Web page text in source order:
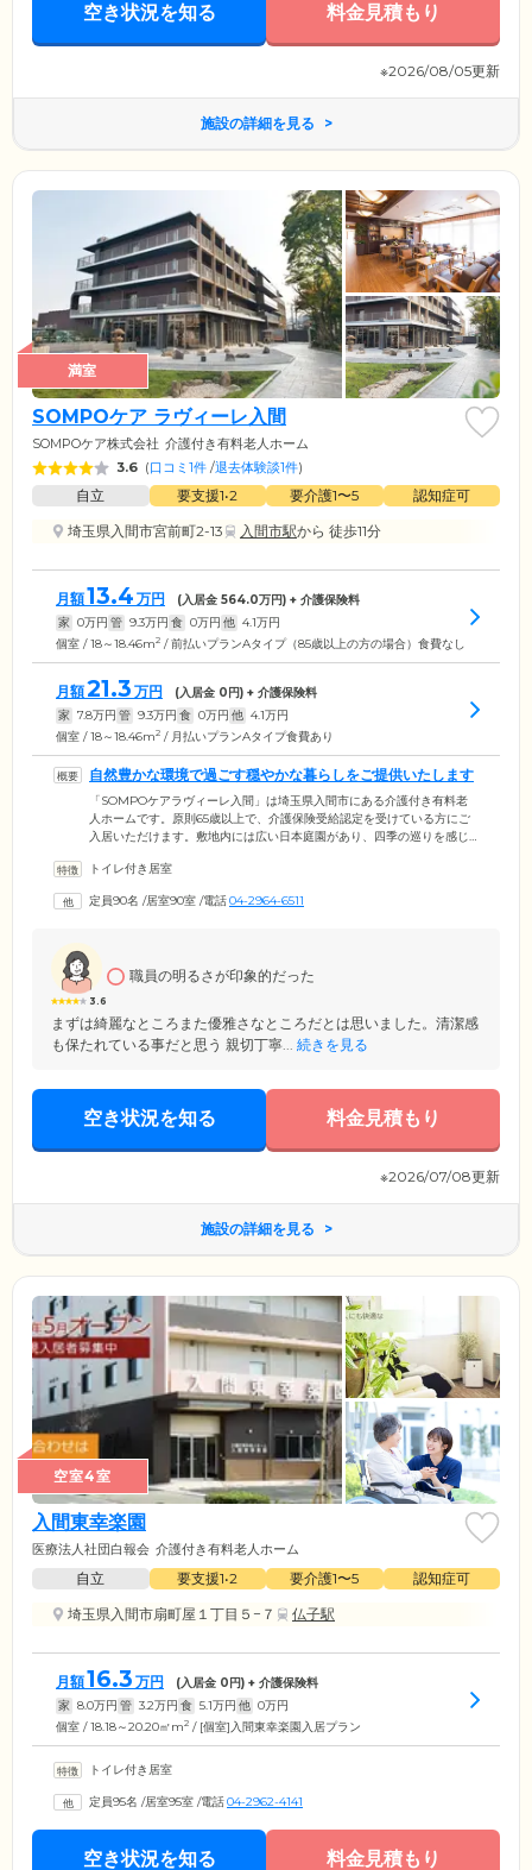
空き状況を知る 料金見積もり
※2026/08/05更新
施設の詳細を見る
満室
SOMPOケア ラヴィーレ入間
SOMPOケア株式会社 介護付き有料老人ホーム
3.6 (口コミ1件 /退去体験談1件)
自立 要支援1•2 要介護1〜5
認知症可
埼玉県入間市宮前町2-13
入間市駅から 徒歩11分
月額13.4 万円 (入居金 564.0万円) + 介護保険料
家 0万円 管 9.3万円 食 0万円 他 4.1万円
個室 / 18～18.46m2 / 前払いプランAタイプ（85歳以上の方の場合）食費なし
月額21.3 万円 (入居金 0円) + 介護保険料
家 7.8万円 管 9.3万円 食 0万円 他 4.1万円
個室 / 18～18.46m2 / 月払いプランAタイプ食費あり
自然豊かな環境で過ごす穏やかな暮らしをご提供いたします
「SOMPOケアラヴィーレ入間」は埼玉県入間市にある介護付き有料老
人ホームです。原則65歳以上で、介護保険受給認定を受けている方にご
入居いただけます。敷地内には広い日本庭園があり、四季の巡りを感じ
居者様と一緒に栽培。ご自分たちで育てた野菜を収穫して食べられる喜
沈む素晴らしい景色を望むことも可能です。自然の美しさや「和」のや
トイレ付き居室
定員90名 /居室90室 /電話04-2964-6511
3.6
職員の明るさが印象的だった
まずは綺麗なところまた優雅さなところだとは思いました。清潔感
も保たれている事だと思う 親切丁寧... 続きを見る
空き状況を知る 料金見積もり
※2026/07/08更新
施設の詳細を見る
空室4室
入間東幸楽園
医療法人社団白報会 介護付き有料老人ホーム
自立 要支援1•2 要介護1〜5
認知症可
埼玉県入間市扇町屋１丁目５−７
仏子駅
月額16.3 万円 (入居金 0円) + 介護保険料
家 8.0万円 管 3.2万円 食 5.1万円 他 0万円
個室 / 18.18～20.20㎡m2 / [個室]入間東幸楽園入居プラン
トイレ付き居室
定員95名 /居室95室 /電話04-2962-4141
空き状況を知る 料金見積もり